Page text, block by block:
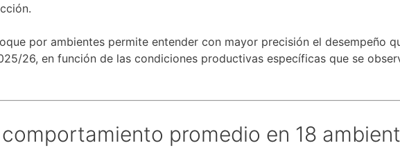
por ambientes permite entender con mayor precisión el desempeño
26, en función de las condiciones productivas específicas que se
promedio en 18